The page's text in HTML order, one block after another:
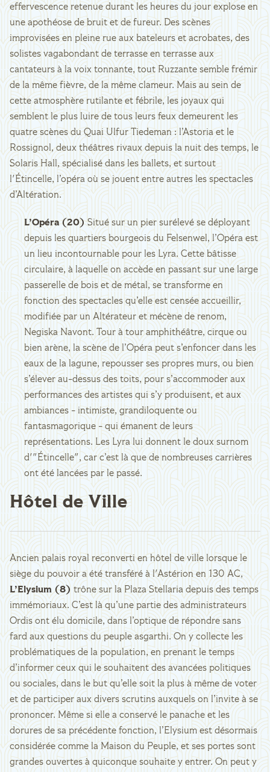
effervescence retenue durant les heures du jour explose en
une apothéose de bruit et de fureur. Des scènes
improvisées en pleine rue aux bateleurs et acrobates, des
solistes vagabondant de terrasse en terrasse aux
cantateurs à la voix tonnante, tout Ruzzante semble frémir
de la même fièvre, de la même clameur. Mais au sein de
cette atmosphère rutilante et fébrile, les joyaux qui
semblent le plus luire de tous leurs feux demeurent les
quatre scènes du Quai Ulfur Tiedeman : l’Astoria et le
Rossignol, deux théâtres rivaux depuis la nuit des temps, le
Solaris Hall, spécialisé dans les ballets, et surtout
l'Étincelle, l’opéra où se jouent entre autres les spectacles
d’Altération.
L’Opéra (20)Situé sur un pier surélevé se déployant
depuis les quartiers bourgeois du Felsenwel, l’Opéra est
un lieu incontournable pour les Lyra. Cette bâtisse
circulaire, à laquelle on accède en passant sur une large
passerelle de bois et de métal, se transforme en
fonction des spectacles qu’elle est censée accueillir,
modifiée par un Altérateur et mécène de renom,
Negiska Navont. Tour à tour amphithéâtre, cirque ou
bien arène, la scène de l’Opéra peut s’enfoncer dans les
eaux de la lagune, repousser ses propres murs, ou bien
s’élever au-dessus des toits, pour s’accommoder aux
performances des artistes qui s’y produisent, et aux
ambiances - intimiste, grandiloquente ou
fantasmagorique - qui émanent de leurs
représentations. Les Lyra lui donnent le doux surnom
d'"Étincelle", car c’est là que de nombreuses carrières
ont été lancées par le passé.
Hôtel de Ville
Ancien palais royal reconverti en hôtel de ville lorsque le
siège du pouvoir a été transféré à l'Astérion en 130 AC,
L’Elysium (8) trône sur la Plaza Stellaria depuis des temps
immémoriaux. C’est là qu’une partie des administrateurs
Ordis ont élu domicile, dans l’optique de répondre sans
fard aux questions du peuple asgarthi. On y collecte les
problématiques de la population, en prenant le temps
d’informer ceux qui le souhaitent des avancées politiques
ou sociales, dans le but qu’elle soit la plus à même de voter
et de participer aux divers scrutins auxquels on l’invite à se
prononcer. Même si elle a conservé le panache et les
dorures de sa précédente fonction, l’Elysium est désormais
considérée comme la Maison du Peuple, et ses portes sont
grandes ouvertes à quiconque souhaite y entrer. On peut y